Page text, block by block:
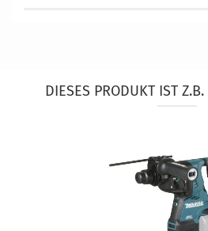
DIESES PRODUKT IST